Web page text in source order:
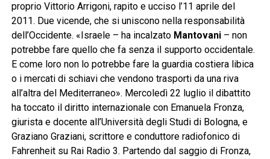
proprio Vittorio Arrigoni, rapito e ucciso l’11 aprile del
2011. Due vicende, che si uniscono nella responsabilità
dell’Occidente. «Israele – ha incalzato Mantovani– non
potrebbe fare quello che fa senza il supporto occidentale.
E come loro non lo potrebbe fare la guardia costiera libica
o i mercati di schiavi che vendono trasporti da una riva
all’altra del Mediterraneo». Mercoledì 22 luglio il dibattito
ha toccato il diritto internazionale con Emanuela Fronza,
giurista e docente all’Università degli Studi di Bologna, e
Graziano Graziani, scrittore e conduttore radiofonico di
Fahrenheit su Rai Radio 3. Partendo dal saggio di Fronza,